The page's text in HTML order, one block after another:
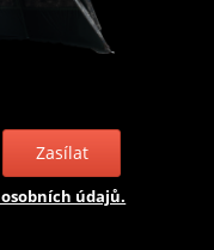
Zasílat
údajů.